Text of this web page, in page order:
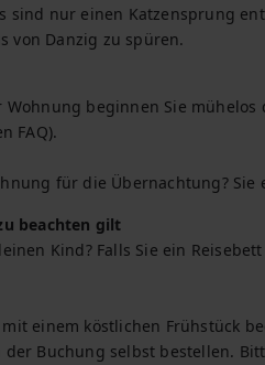
sind nur einen Katzensprung
von Danzig zu spüren.
beginnen Sie mühelos
FAQ).
für die Übernachtung?
beachten gilt
Kind? Falls Sie ein
einem köstlichen Frühstück
der Buchung selbst bestellen.